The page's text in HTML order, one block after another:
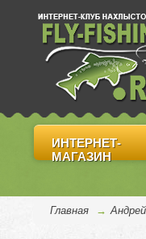
ИНТЕРНЕТ-
МАГАЗИН
Главная → Андрей